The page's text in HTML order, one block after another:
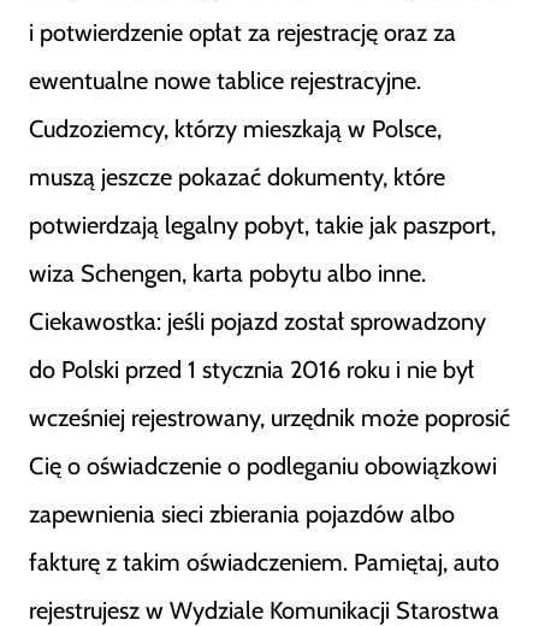
i potwierdzenie opłat za rejestrację oraz za
ewentualne nowe tablice rejestracyjne.
Cudzoziemcy, którzy mieszkają w Polsce,
muszą jeszcze pokazać dokumenty, które
potwierdzają legalny pobyt, takie jak paszport,
wiza Schengen, karta pobytu albo inne.
Ciekawostka: jeśli pojazd został sprowadzony
do Polski przed 1 stycznia 2016 roku i nie był
wcześniej rejestrowany, urzędnik może poprosić
Cię o oświadczenie o podleganiu obowiązkowi
zapewnienia sieci zbierania pojazdów albo
fakturę z takim oświadczeniem. Pamiętaj, auto
rejestrujesz w Wydziale Komunikacji Starostwa